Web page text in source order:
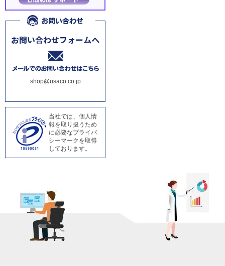
shop@usaco.co.jp
当社では、個人情
報を取り扱うため
に必要なプライバ
シーマークを取得
しております。